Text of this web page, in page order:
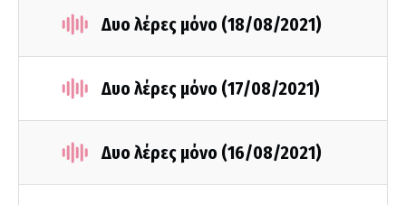
Δυο λέρες μόνο (18/08/2021)
Δυο λέρες μόνο (17/08/2021)
Δυο λέρες μόνο (16/08/2021)